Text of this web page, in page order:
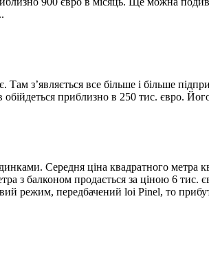
з’являється все більше і більше
приблизно в 250 тис. євро.
Середня ціна квадратного
з балконом продається за ціною 6 тис.
режим, передбачений loi Pinel, то